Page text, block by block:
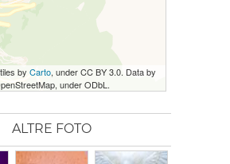
by Carto, under CC BY 3.0. Data by
under ODbL.
ALTRE FOTO